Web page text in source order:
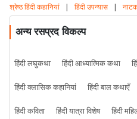
श्रेष्ठ हिंदी कहानियां | हिंदी उपन्यास |
अन्य रसप्रद विकल्प
हिंदी लघुकथा हिंदी आध्यात्मिक कथा
हिंदी क्लासिक कहानियां
हिंदी बाल कथाएँ
हिंदी कविता
हिंदी यात्रा विशेष हिंदी